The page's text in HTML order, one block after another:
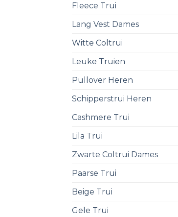
Fleece Trui
Lang Vest Dames
Witte Coltrui
Leuke Truien
Pullover Heren
Schipperstrui Heren
Cashmere Trui
Lila Trui
Zwarte Coltrui Dames
Paarse Trui
Beige Trui
Gele Trui